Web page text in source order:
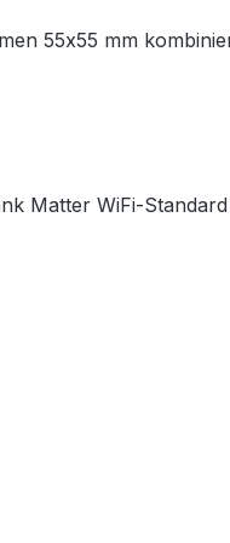
55x55 mm
Matter WiFi-Standard